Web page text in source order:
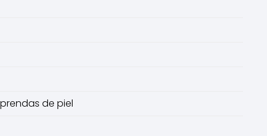
de piel